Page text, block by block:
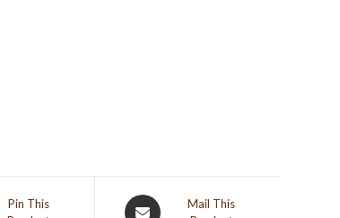
Pin This
Opens
Mail This